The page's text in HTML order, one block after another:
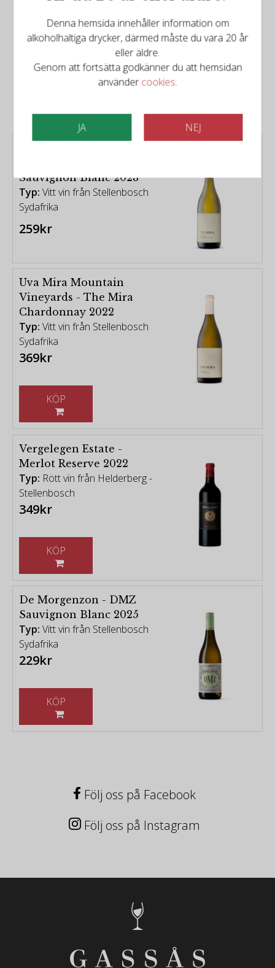
Det finns mer att upptäcka
Relaterade produkter
Sauvignon Blanc 2023
Typ: Vitt vin från Stellenbosch
Sydafrika
259kr
Uva Mira Mountain
Vineyards - The Mira
Chardonnay 2022
Typ: Vitt vin från Stellenbosch
Sydafrika
369kr
Vergelegen Estate -
Merlot Reserve 2022
Typ: Rött vin från Helderberg -
Stellenbosch
349kr
De Morgenzon - DMZ
Sauvignon Blanc 2025
Typ: Vitt vin från Stellenbosch
Sydafrika
229kr
Följ oss på Facebook
Följ oss på Instagram
Denna hemsida innehåller information om
alkoholhaltiga drycker, därmed måste du vara 20 år
eller äldre.
Genom att fortsätta godkänner du att hemsidan
användercookies.
JA NEJ